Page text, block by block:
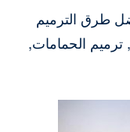
طرق الترميم
الحمامات,